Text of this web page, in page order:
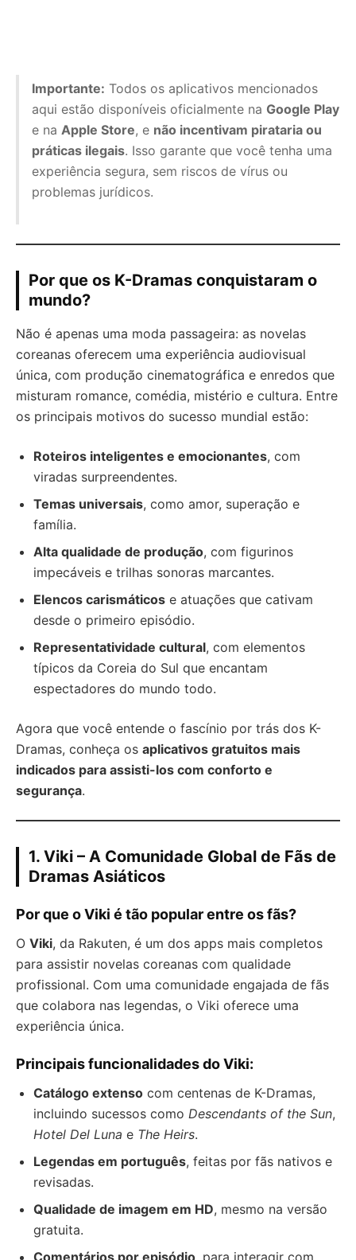
Importante: Todos os aplicativos mencionados
aqui estão disponíveis oficialmente na Google Play
e na Apple Store, e não incentivam pirataria ou
práticas ilegais. Isso garante que você tenha uma
experiência segura, sem riscos de vírus ou
problemas jurídicos.
Por que os K-Dramas conquistaram o
mundo?
Não é apenas uma moda passageira: as novelas
coreanas oferecem uma experiência audiovisual
única, com produção cinematográfica e enredos que
misturam romance, comédia, mistério e cultura. Entre
os principais motivos do sucesso mundial estão:
Roteiros inteligentes e emocionantes, com
viradas surpreendentes.
Temas universais, como amor, superação e
família.
Alta qualidade de produção, com figurinos
impecáveis e trilhas sonoras marcantes.
Elencos carismáticos e atuações que cativam
desde o primeiro episódio.
Representatividade cultural, com elementos
típicos da Coreia do Sul que encantam
espectadores do mundo todo.
Agora que você entende o fascínio por trás dos K-
Dramas, conheça os aplicativos gratuitos mais
indicados para assisti-los com conforto e
segurança.
1. Viki – A Comunidade Global de Fãs de
Dramas Asiáticos
Por que o Viki é tão popular entre os fãs?
O Viki, da Rakuten, é um dos apps mais completos
para assistir novelas coreanas com qualidade
profissional. Com uma comunidade engajada de fãs
que colabora nas legendas, o Viki oferece uma
experiência única.
Principais funcionalidades do Viki:
Catálogo extenso com centenas de K-Dramas,
incluindo sucessos como Descendants of the Sun,
Hotel Del Luna e The Heirs.
Legendas em português, feitas por fãs nativos e
revisadas.
Qualidade de imagem em HD, mesmo na versão
gratuita.
Comentários por episódio , para interagir com